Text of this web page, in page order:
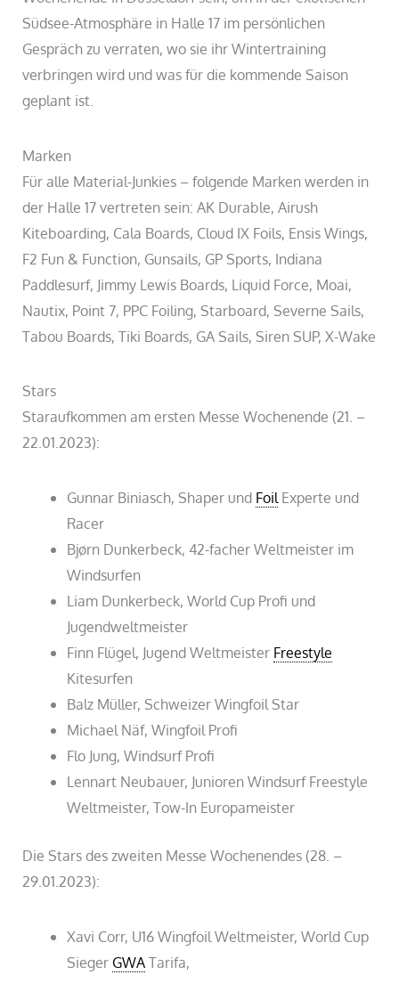
Südsee-Atmosphäre in Halle 17 im persönlichen
Gespräch zu verraten, wo sie ihr Wintertraining
verbringen wird und was für die kommende Saison
geplant ist.
Marken
Für alle Material-Junkies – folgende Marken werden in
der Halle 17 vertreten sein: AK Durable, Airush
Kiteboarding, Cala Boards, Cloud IX Foils, Ensis Wings,
F2 Fun & Function, Gunsails, GP Sports, Indiana
Paddlesurf, Jimmy Lewis Boards, Liquid Force, Moai,
Nautix, Point 7, PPC Foiling, Starboard, Severne Sails,
Tabou Boards, Tiki Boards, GA Sails, Siren SUP, X-Wake
Stars
Staraufkommen am ersten Messe Wochenende (21. –
22.01.2023):
Gunnar Biniasch, Shaper und FoilExperte und
Racer
Bjørn Dunkerbeck, 42-facher Weltmeister im
Windsurfen
Liam Dunkerbeck, World Cup Profi und
Jugendweltmeister
Finn Flügel, Jugend Weltmeister Freestyle
Kitesurfen
Balz Müller, Schweizer Wingfoil Star
Michael Näf, Wingfoil Profi
Flo Jung, Windsurf Profi
Lennart Neubauer, Junioren Windsurf Freestyle
Weltmeister, Tow-In Europameister
Die Stars des zweiten Messe Wochenendes (28. –
29.01.2023):
Xavi Corr, U16 Wingfoil Weltmeister, World Cup
Sieger GWATarifa,